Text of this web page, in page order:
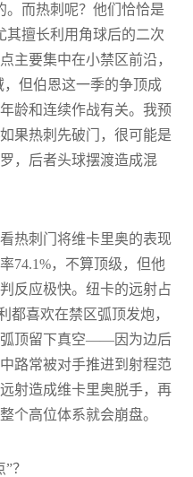
。而热刺呢？他们恰恰是
其擅长利用角球后的二次
主要集中在小禁区前沿，
但伯恩这一季的争顶成
龄和连续作战有关。我预
果热刺先破门，很可能是
，后者头球摆渡造成混
热刺门将维卡里奥的表现
74.1%，不算顶级，但他
反应极快。纽卡的远射占
都喜欢在禁区弧顶发炮，
弧顶留下真空——因为边后
路常被对手推进到射程范
射造成维卡里奥脱手，再
个高位体系就会崩盘。
？